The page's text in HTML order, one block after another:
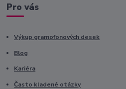
Pro vás
Výkup gramofonových desek
Blog
Kariéra
Často kladené otázky